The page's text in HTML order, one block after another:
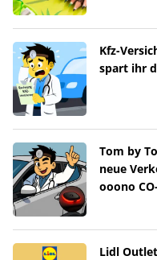
Kfz-
spart ihr
Tom by
neue
ooono
Lidl